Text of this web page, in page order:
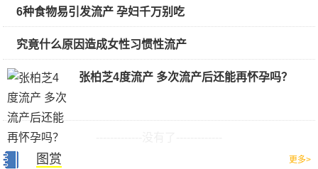
6种食物易引发流产 孕妇千万别吃
究竟什么原因造成女性习惯性流产
张柏芝4度流产 多次流产后还能再怀孕吗？
图赏 更多>